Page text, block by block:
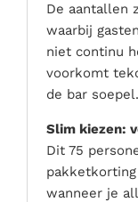
De aantallen
waarbij
niet continu
voorkomt
de bar soepel.
Slim kiezen:
Dit 75
wanneer je